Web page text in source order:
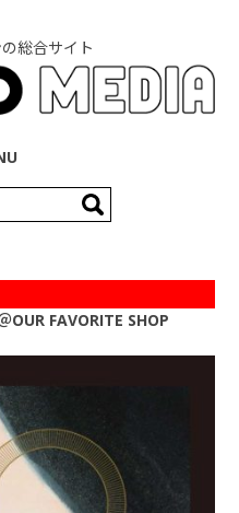
総合サイト
OUR FAVORITE SHOP